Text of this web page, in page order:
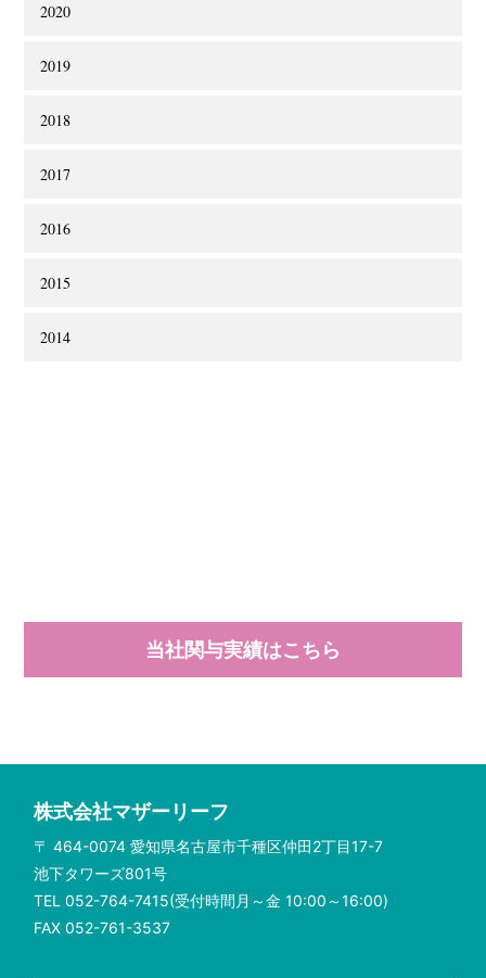
2020
2019
2018
2017
2016
2015
2014
当社関与実績はこちら
株式会社マザーリーフ
〒 464-0074 愛知県名古屋市千種区仲田2丁目17-7
池下タワーズ801号
TEL 052-764-7415(受付時間月～金 10:00～16:00)
FAX 052-761-3537